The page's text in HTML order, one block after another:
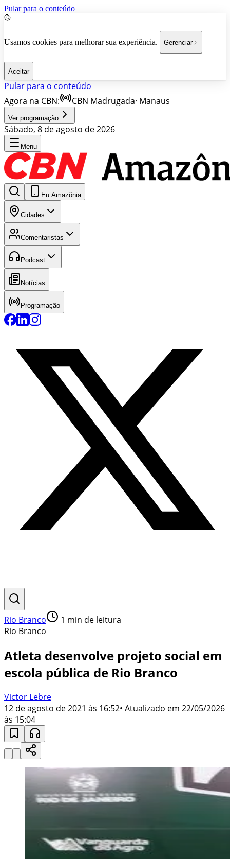
Pular para o conteúdo
Usamos cookies para melhorar sua experiência. Gerenciar
Aceitar
Pular para o conteúdo
Agora na CBN:
CBN Madrugada· Manaus
Ver programação
Sábado, 8 de agosto de 2026
Menu
Eu Amazônia
Cidades
Comentaristas
Podcast
Notícias
Programação
Rio Branco 1 min de leitura
Rio Branco
Atleta desenvolve projeto social em
escola pública de Rio Branco
Victor Lebre
12 de agosto de 2021 às 16:52• Atualizado em 22/05/2026
às 15:04